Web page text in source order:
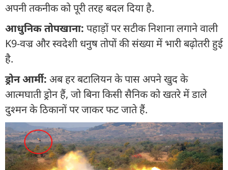
अपनी तकनीक को पूरी तरह बदल दिया है.
आधुनिक तोपखाना: पहाड़ों पर सटीक निशाना लगाने वाली
K9-वज्र और स्वदेशी धनुष तोपों की संख्या में भारी बढ़ोतरी हुई
है.
ड्रोन आर्मी: अब हर बटालियन के पास अपने खुद के
आत्मघाती ड्रोन हैं, जो बिना किसी सैनिक को खतरे में डाले
दुश्मन के ठिकानों पर जाकर फट जाते हैं.